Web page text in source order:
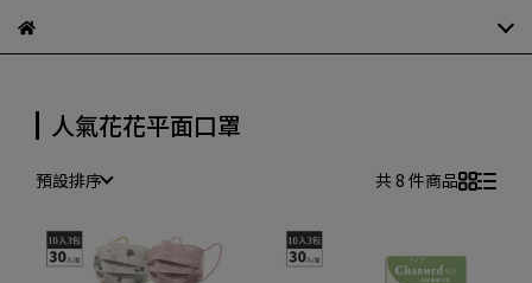
人氣花花平面口罩
預設排序 共 8 件商品